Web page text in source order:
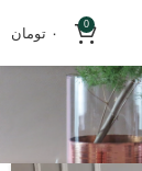
0
۰ تومان